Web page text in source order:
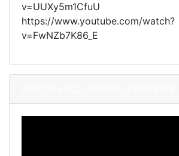
v=UUXy5m1CfuU
https://www.youtube.com/watch?
v=FwNZb7K86_E